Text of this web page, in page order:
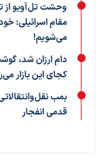
وحشت تل‌آویو از
مقام اسرائیلی:
می‌شویم!
دام ارزان شد،
کجای این بازار
بمب
قدمی انفجار